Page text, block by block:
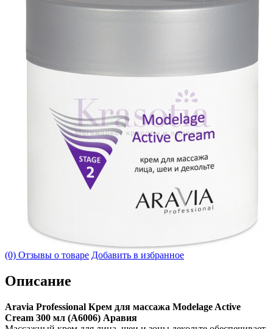
(0) Отзывы о товаре Добавить в избранное
Описание
Aravia Professional Крем для массажа Modelage Active
Cream 300 мл (А6006) Аравия